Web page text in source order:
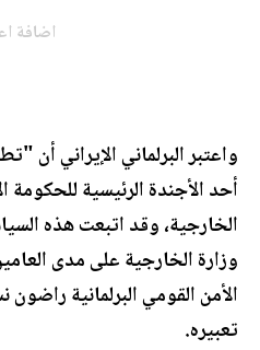
اضافة
واعتبر البرلماني الإيراني أن
أحد الأجندة الرئيسية للحكومة
الخارجية، وقد اتبعت هذه
وزارة الخارجية على مدى
الأمن القومي البرلمانية
تعبيره.